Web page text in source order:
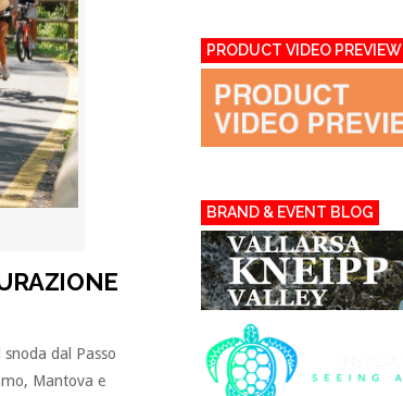
snoda dal Passo
Mantova e
PRODUCT VIDEO PREVIEW
BRAND & EVENT BLOG